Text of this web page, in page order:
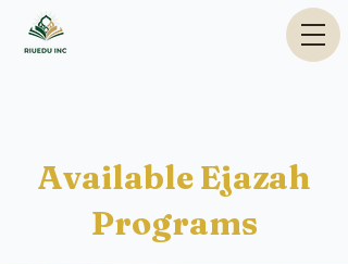
Available Ejazah
Programs